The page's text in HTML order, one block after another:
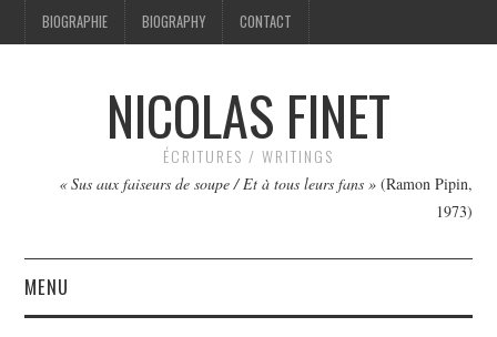
BIOGRAPHIE BIOGRAPHY CONTACT
NICOLAS FINET
ÉCRITURES / WRITINGS
« Sus aux faiseurs de soupe / Et à tous leurs fans »(Ramon Pipin,
1973)
MENU